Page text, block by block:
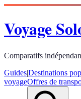
Voyage
Comparatifs
Guides|Destinations
voyageOffres de